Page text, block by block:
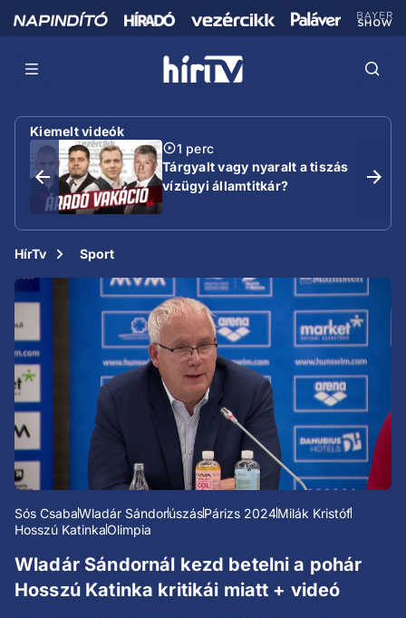
Kiemelt videók
1 perc
Tárgyalt vagy nyaralt a tiszás
vízügyi államtitkár?
HírTv Sport
Sós CsabaWladár SándorúszásPárizs 2024Milák Kristóf
Hosszú KatinkaOlimpia
Wladár Sándornál kezd betelni a pohár
Hosszú Katinka kritikái miatt + videó